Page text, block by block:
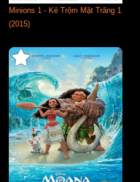
Minions 1 - Kẻ Trộm Mặt Trăng 1
(2015)